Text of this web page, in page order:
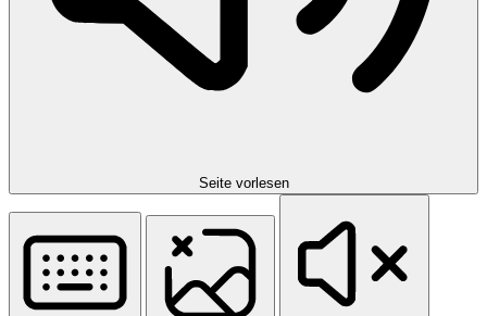
Seite vorlesen